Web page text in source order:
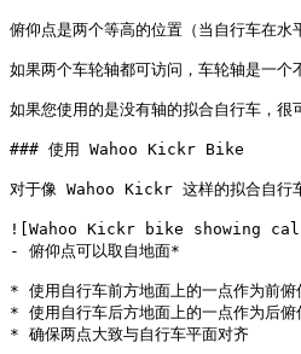
俯仰点是两个等高的位置（当自行车在水
如果两个车轮轴都可访问，车轮轴是一个
如果您使用的是没有轴的拟合自行车，很
### 使用 Wahoo Kickr Bike
对于像 Wahoo Kickr 这样的拟合自行车
![Wahoo Kickr bike showing
- 俯仰点可以取自地面*
* 使用自行车前方地面上的一点作为前俯
* 使用自行车后方地面上的一点作为后俯
* 确保两点大致与自行车平面对齐